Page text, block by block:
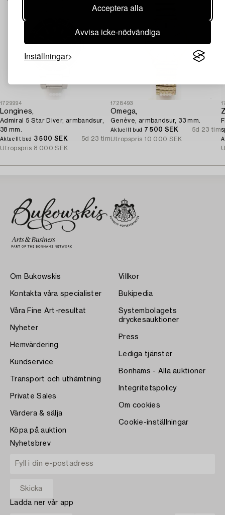
Acceptera alla
Avvisa icke-nödvändiga
Inställningar
1729994
Longines,
Admiral 5 Star Diver, armbandsur,
38 mm.
Aktuellt bud 3 500 SEK
5d 23 tim
Utropspris 8 000 SEK
1728493
Omega,
Genève, armbandsur, 33 mm.
Aktuellt bud 7 500 SEK
5d 23 tim
Utropspris 10 000 SEK
Om Bukowskis
Kontakta våra specialister
Våra Fine Art-resultat
Nyheter
Hemvärdering
Kundservice
Transport och uthämtning
Private Sales
Värdera & sälja
Köpa på auktion
Villkor
Bukipedia
Systembolagets
dryckesauktioner
Press
Lediga tjänster
Bonhams - Alla auktioner
Integritetspolicy
Om cookies
Cookie-inställningar
Nyhetsbrev
Ladda ner vår app